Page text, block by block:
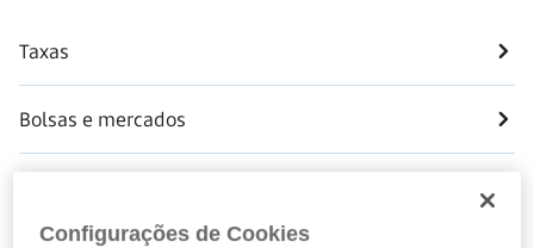
Taxas
Bolsas e mercados
Configurações de Cookies